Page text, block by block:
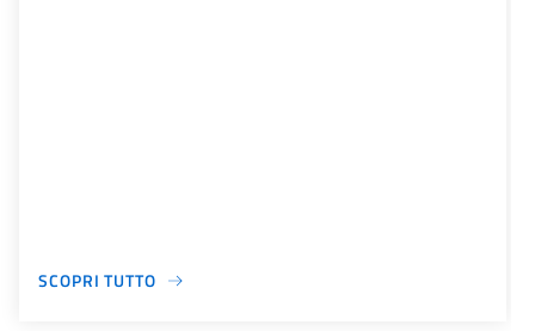
SCOPRI TUTTO